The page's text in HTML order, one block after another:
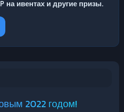
на ивентах и другие призы.
2022 годом!